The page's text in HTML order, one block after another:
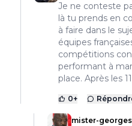
Je ne conteste
là tu prends en
à faire dans le
équipes
compétitions
performant à
place. Après les
0+
mister-georges